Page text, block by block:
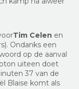
Tim Celen en
Ondanks een
op de aanval
uiteen doet
37 van de
Blaise komt als